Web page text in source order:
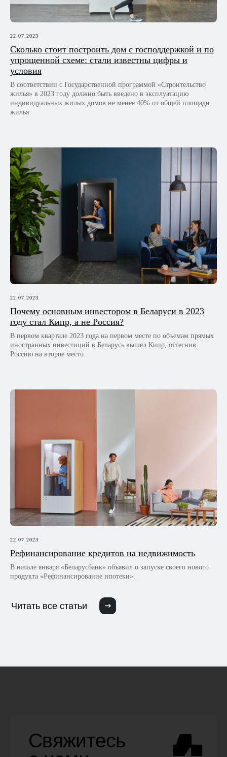
22.07.2023
Сколько стоит построить дом с господдержкой и по
упрощенной схеме: стали известны цифры и
условия
В соответствии с Государственной программой «Строительство
жилья» в 2023 году должно быть введено в эксплуатацию
индивидуальных жилых домов не менее 40% от общей площади
жилья
22.07.2023
Почему основным инвестором в Беларуси в 2023
году стал Кипр, а не Россия?
В первом квартале 2023 года на первом месте по объемам прямых
иностранных инвестиций в Беларусь вышел Кипр, оттеснив
Россию на второе место.
22.07.2023
Рефинансирование кредитов на недвижимость
В начале января «Беларусбанк» объявил о запуске своего нового
продукта «Рефинансирование ипотеки».
Вконтакте смотреть на карте
Пн-Пт 9—21 /
© ООО «Алькор Эстейт»
УНП 193969430, Лицензия №02240/536
Политика в отношении обработки
персональных данных
Политика в отношении файлов-cookies
Создание сайта — Komandin©
Договор оферта
Свидетельство юридического лица
Продать квартиру
СМИ о нас
Настройка файлов-cookies